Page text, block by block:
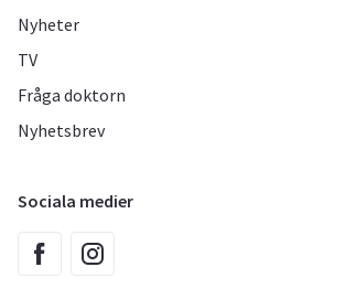
Nyheter
TV
Fråga doktorn
Nyhetsbrev
Sociala medier